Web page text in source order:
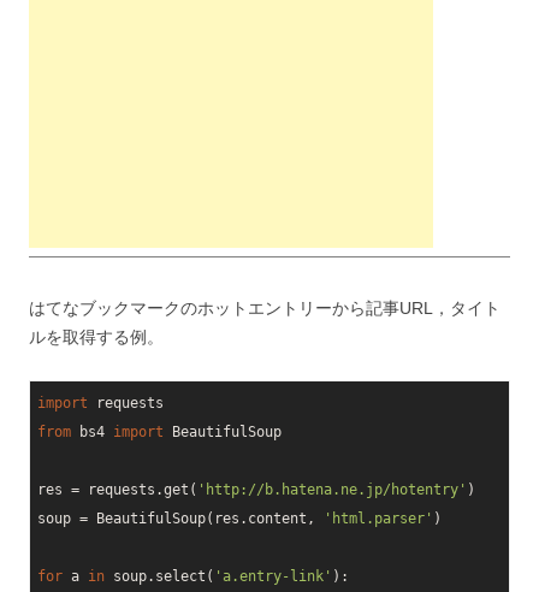
はてなブックマークのホットエントリーから記事URL，タイト
ルを取得する例。
import
from bs4 import BeautifulSoup
res = requests.get( 'http://b.hatena.ne.jp/hotentry' )
soup = BeautifulSoup(res.content,
'html.parser' )
for a in soup.select( 'a.entry-link' ):